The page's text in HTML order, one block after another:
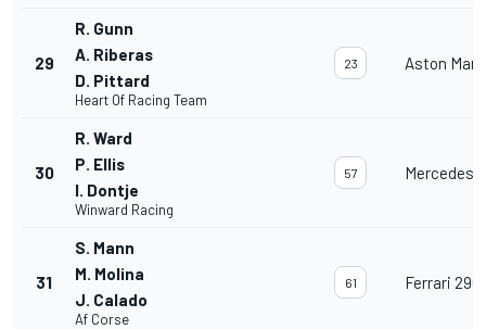
29
R. Gunn
A. Riberas
D. Pittard
Heart Of Racing Team
23 Aston
30
R. Ward
P. Ellis
I. Dontje
Winward Racing
57 Mercedes
31
S. Mann
M. Molina
J. Calado
Af Corse
61 Ferrari 296